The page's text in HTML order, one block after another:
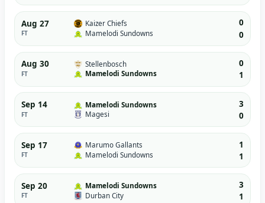
Aug 27
FT
Kaizer Chiefs
Mamelodi Sundowns
0
0
Aug 30
FT
Stellenbosch
Mamelodi Sundowns
0
1
Sep 14
FT
Mamelodi Sundowns
Magesi
3
0
Sep 17
FT
Marumo Gallants
Mamelodi Sundowns
1
1
Sep 20
FT
Mamelodi Sundowns
Durban City
3
1